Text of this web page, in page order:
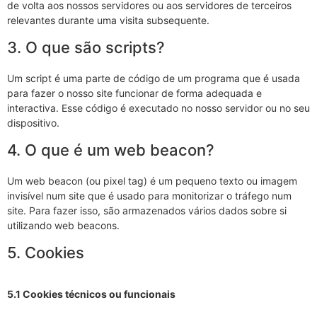
de volta aos nossos servidores ou aos servidores de terceiros
relevantes durante uma visita subsequente.
3. O que são scripts?
Um script é uma parte de código de um programa que é usada
para fazer o nosso site funcionar de forma adequada e
interactiva. Esse código é executado no nosso servidor ou no seu
dispositivo.
4. O que é um web beacon?
Um web beacon (ou pixel tag) é um pequeno texto ou imagem
invisível num site que é usado para monitorizar o tráfego num
site. Para fazer isso, são armazenados vários dados sobre si
utilizando web beacons.
5. Cookies
5.1 Cookies técnicos ou funcionais